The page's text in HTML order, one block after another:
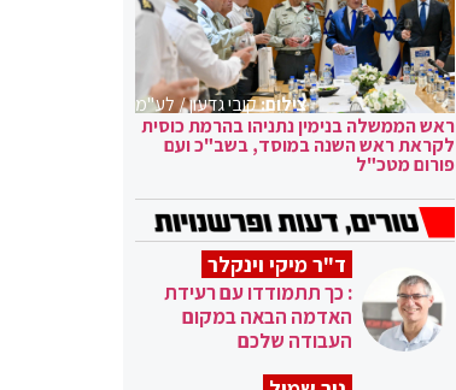
צילום:קובי גדעון / לע"מ
ראש הממשלה בנימין נתניהו בהרמת כוסית
לקראת ראש השנה במוסד, בשב"כ ועם
פורום מטכ"ל
ד"ר מיקי וינקלר
: כך תתמודדו עם רעידת
האדמה הבאה במקום
העבודה שלכם